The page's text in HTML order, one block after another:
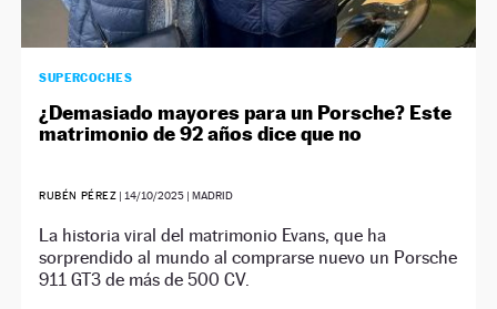
SUPERCOCHES
¿Demasiado mayores para un Porsche? Este
matrimonio de 92 años dice que no
RUBÉN PÉREZ | 14/10/2025 | MADRID
La historia viral del matrimonio Evans, que ha
sorprendido al mundo al comprarse nuevo un Porsche
911 GT3 de más de 500 CV.